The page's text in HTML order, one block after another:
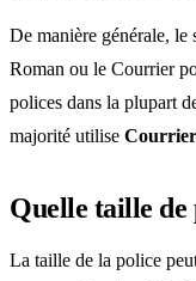
De manière générale,
Roman ou le Courrier
polices dans la plupart
majorité utilise
Quelle taille de
La taille de la police